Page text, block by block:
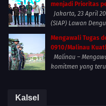
menjadi Prioritas
Jakarta, 23 April
(SIAP) Lawan
Mengawali Tugas
0910/Malinau
Malinau –
komitmen yang
Kalsel